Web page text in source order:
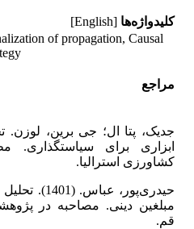
کلیدواژه‌ها [English]
of propagation, Causal
مراجع
جدیک، پتا ال؛ جی برین، لوزن.
ابزاری برای سیاستگذاری.
کشاورزی استرالیا.
حیدری‌پور،
مبلغین دینی. مصاحبه در
قم.